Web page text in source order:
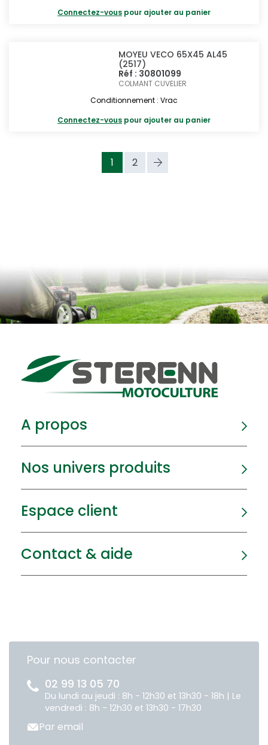
Connectez-vous pour ajouter au panier
MOYEU VECO 65X45 AL45
(2517)
Réf : 30801099
COLMANT CUVELIER
Conditionnement : Vrac
Connectez-vous pour ajouter au panier
1 2
A propos
Nos univers produits
Espace client
Contact & aide
Pour nous contacter
02 99 13 05 70
Du lundi au jeudi : 8h - 12h30 et 13h30 - 18h | Le
vendredi : 8h - 12h30 et 13h30 - 17h30
Par email